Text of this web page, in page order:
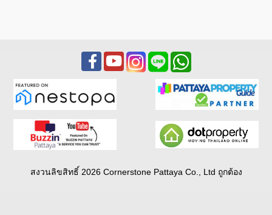
สงวนลิขสิทธิ์ 2026 Cornerstone Pattaya Co., Ltd ถูกต้อง